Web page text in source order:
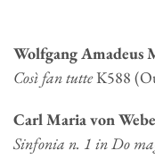
Wolfgang Amadeus
Così fan tutteK588
Carl Maria von
Sinfonia n. 1 in Do